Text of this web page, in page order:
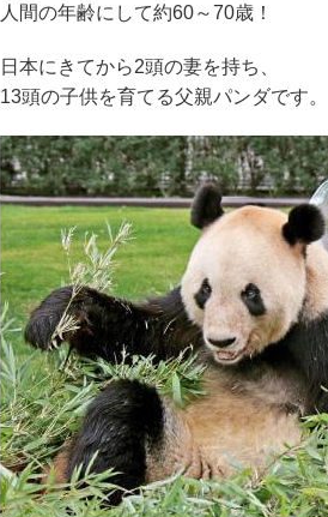
人間の年齢にして約60～70歳！
日本にきてから2頭の妻を持ち、
13頭の子供を育てる父親パンダです。